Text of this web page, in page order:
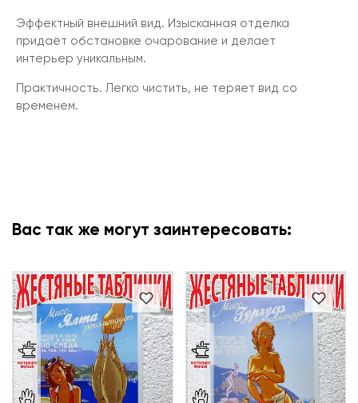
Эффектный внешний вид. Изысканная отделка
придаёт обстановке очарование и делает
интерьер уникальным.
Практичность. Легко чистить, не теряет вид со
временем.
Вас так же могут заинтересовать: